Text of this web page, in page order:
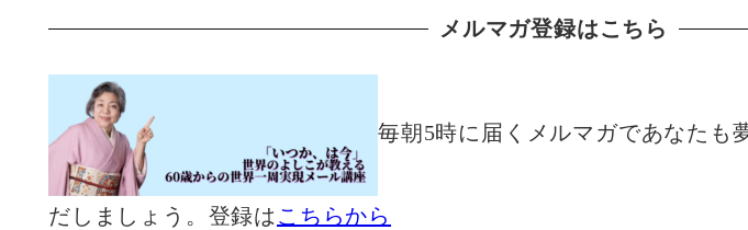
メルマガ登録はこちら
毎朝5時に届くメルマガであなたも
だしましょう。登録は こちらから